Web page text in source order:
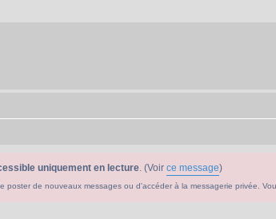
uniquement en lecture. (Voir ce message)
poster de nouveaux messages ou d'accéder à la messagerie privée.